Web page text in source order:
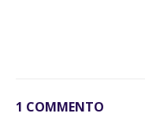
1 COMMENTO